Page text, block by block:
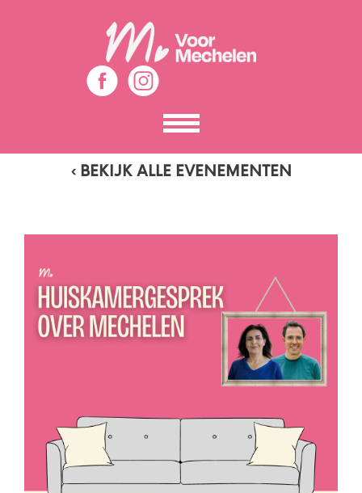
Toon
het
menu
‹ BEKIJK ALLE EVENEMENTEN